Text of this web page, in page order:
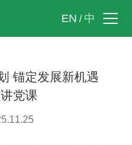
EN / 中
锚定发展新机遇
党课